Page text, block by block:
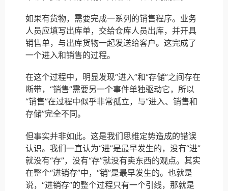
如果有货物，需要完成一系列的销售程序。业务
人员应填写出库单，交给仓库人员出库，并开具
销售单，与出库货物一起发送给客户。这完成了
一个进入和销售的过程。
在这个过程中，明显发现“进入”和“存储”之间存在
断带，“销售”需要另一个事件单独驱动它，所以
“销售”在过程中似乎非常孤立，与“进入、销售和
存储”完全不同。
但事实并非如此。这是我们思维定势造成的错误
认识。我们一直认为“进”是最早发生的，没有“进”
就没有“存”，没有“存”就没有卖东西的观点。其实
在整个“进销存”中，“销”是最早发生的。也就是
说，“进销存”的整个过程只有一个引线，那就是